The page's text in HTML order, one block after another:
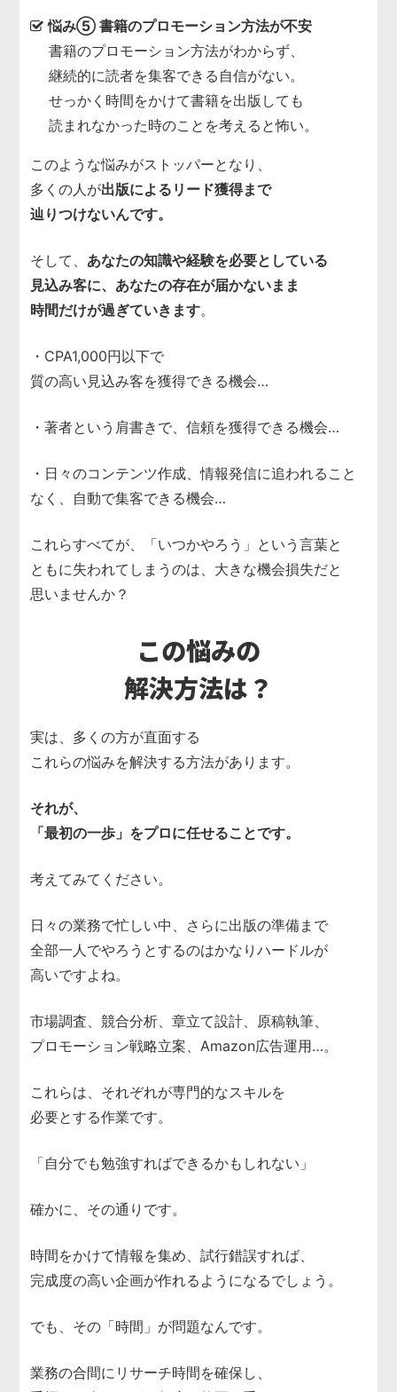
悩み⑤ 書籍のプロモーション方法が不安
書籍のプロモーション方法がわからず、
継続的に読者を集客できる自信がない。
せっかく時間をかけて書籍を出版しても
読まれなかった時のことを考えると怖い。
このような悩みがストッパーとなり、
多くの人が出版によるリード獲得まで
辿りつけないんです。
そして、 あなたの知識や経験を必要としている
見込み客に、あなたの存在が届かないまま
時間だけが過ぎていきます。
・CPA1,000円以下で
質の高い見込み客を獲得できる機会…
・著者という肩書きで、信頼を獲得できる機会…
・日々のコンテンツ作成、情報発信に追われること
なく、自動で集客できる機会…
これらすべてが、「いつかやろう」という言葉と
ともに失われてしまうのは、大きな機会損失だと
思いませんか？
この悩みの
解決方法は？
実は、多くの方が直面する
これらの悩みを解決する方法があります。
それが、
「最初の一歩」をプロに任せることです。
考えてみてください。
日々の業務で忙しい中、さらに出版の準備まで
全部一人でやろうとするのはかなりハードルが
高いですよね。
市場調査、競合分析、章立て設計、原稿執筆、
プロモーション戦略立案、Amazon広告運用…。
これらは、それぞれが専門的なスキルを
必要とする作業です。
「自分でも勉強すればできるかもしれない」
確かに、その通りです。
時間をかけて情報を集め、試行錯誤すれば、
完成度の高い企画が作れるようになるでしょう。
でも、その「時間」が問題なんです。
業務の合間にリサーチ時間を確保し、